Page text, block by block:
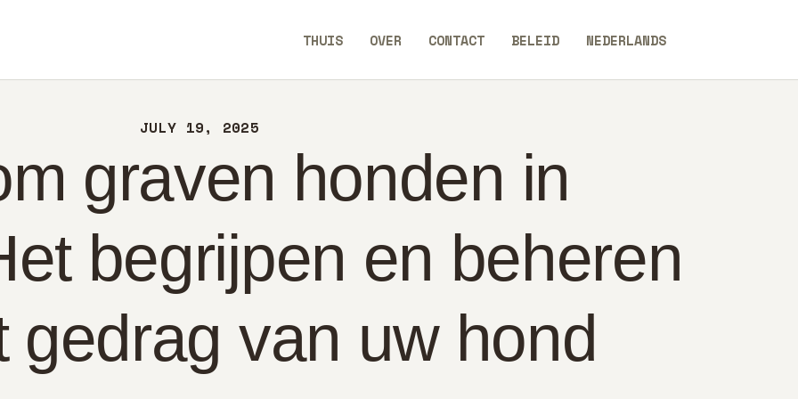
THUIS OVER CONTACT BELEID NEDERLANDS
JULY 19, 2025
graven honden in
begrijpen en beheren
gedrag van uw hond